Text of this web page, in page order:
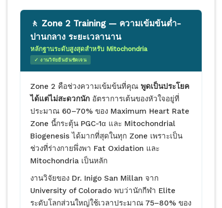
🚶 Zone 2 Training — ความเข้มข้นต่ำ-
ปานกลาง ระยะเวลานาน
หลักฐานระดับสูงสุดสำหรับ Mitochondria
✓ งานวิจัยยืนยันชัดเจน
Zone 2 คือช่วงความเข้มข้นที่คุณพูดเป็นประโยค
ได้แต่ไม่สะดวกนัก อัตราการเต้นของหัวใจอยู่ที่
ประมาณ 60–70% ของ Maximum Heart Rate
Zone นี้กระตุ้น PGC-1α และ Mitochondrial
Biogenesis ได้มากที่สุดในทุก Zone เพราะเป็น
ช่วงที่ร่างกายพึ่งพา Fat Oxidation และ
Mitochondria เป็นหลัก
งานวิจัยของ Dr. Inigo San Millan จาก
University of Colorado พบว่านักกีฬา Elite
ระดับโลกส่วนใหญ่ใช้เวลาประมาณ 75–80% ของ